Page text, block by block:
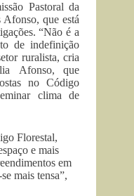
Pastoral da
que está
“Não é a
de indefinição
ruralista, cria
Afonso, que
no Código
clima de
Florestal,
e mais
em
mais tensa”,